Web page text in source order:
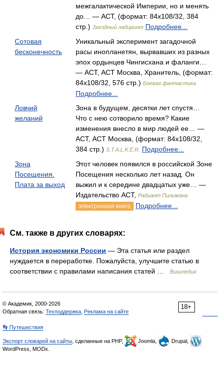
межгалактической Империи, но и менять
до… — АСТ, (формат: 84x108/32, 384
стр.) Звездный лабиринт Подробнее...
Сотовая
бесконечность
Уникальный эксперимент загадочной
расы инопланетян, вырвавших из разных
эпох ордынцев Чингисхана и фаланги…
— АСТ, АСТ Москва, Хранитель, (формат:
84x108/32, 576 стр.) Боевая фантастика
Подробнее...
Ловчий
желаний
Зона в будущем, десятки лет спустя…
Что с нею сотворило время? Какие
изменения внесло в мир людей ее… —
АСТ, АСТ Москва, (формат: 84x108/32,
384 стр.) S.T.A.L.K.E.R.
Подробнее...
Зона
Посещения.
Плата за выход
Этот человек появился в российской Зоне
Посещения несколько лет назад. Он
выжил и к середине двадцатых уже… —
Издательство АСТ, Радиант Пильмана
электронная книга Подробнее...
См. также в других словарях:
История экономики России — Эта статья или раздел
нуждается в переработке. Пожалуйста, улучшите статью в
соответствии с правилами написания статей …
Википедия
18+
© Академик, 2000-2026
Обратная связь: Техподдержка Реклама на сайте
👣 Путешествия
Экспорт словарей на сайты , сделанные на PHP, Joomla,
Drupal,
WordPress, MODx.